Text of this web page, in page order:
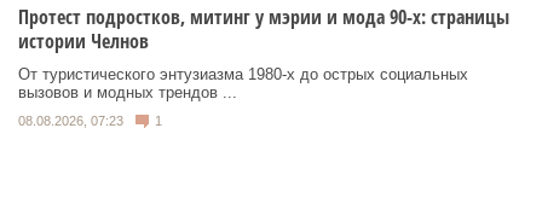
Протест подростков, митинг у мэрии и мода 90-х: страницы
истории Челнов
От туристического энтузиазма 1980‑х до острых социальных
вызовов и модных трендов ...
08.08.2026, 07:23 1